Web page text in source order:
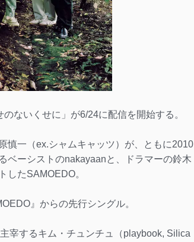
ないくせに」が6/24に配信を開始する。
慎一（ex.シャムキャッツ）が、ともに2010
ベーシストのnakayaanと、ドラマーの鈴木
したSAMOEDO。
』からの先行シングル。
宰するキム・チュンチュ（playbook, Silica